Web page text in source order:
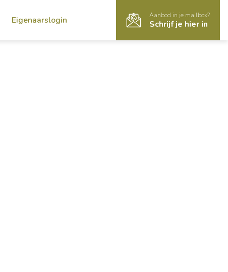
Eigenaarslogin Aanbod in je mailbox?
Schrijf je hier in